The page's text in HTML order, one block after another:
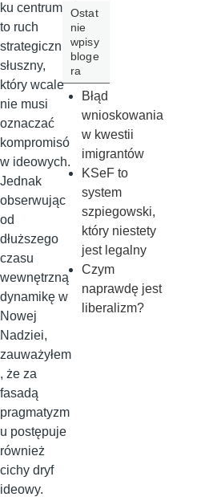
ku centrum
to ruch
strategicznie
słuszny,
który wcale
nie musi
oznaczać
kompromisó
w ideowych.
Jednak
obserwując
od
dłuższego
czasu
wewnętrzną
dynamikę w
Nowej
Nadziei,
zauważyłem
, że za
fasadą
pragmatyzm
u postępuje
również
cichy dryf
ideowy.
Ostat
nie
wpisy
bloge
ra
Błąd
wnioskowania
w kwestii
imigrantów
KSeF to
system
szpiegowski,
który niestety
jest legalny
Czym
naprawdę jest
liberalizm?